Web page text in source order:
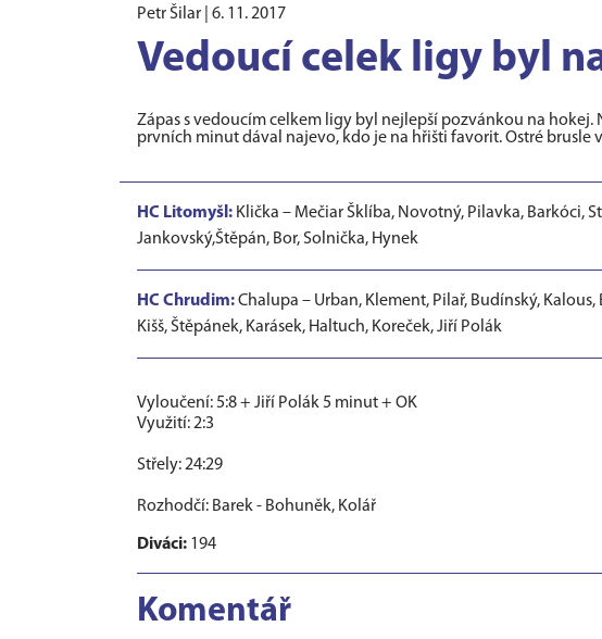
Petr Šilar | 6. 11. 2017
Vedoucí celek ligy byl
Zápas s vedoucím celkem ligy byl nejlepší pozvánkou na
prvních minut dával najevo, kdo je na hřišti favorit. Ostré
HC Litomyšl: Klička – Mečiar Šklíba, Novotný, Pilavka, Barkóci,
Jankovský,Štěpán, Bor, Solnička, Hynek
HC Chrudim:Chalupa – Urban, Klement, Pilař, Budínský,
Kišš, Štěpánek, Karásek, Haltuch, Koreček, Jiří Polák
Vyloučení: 5:8 + Jiří Polák 5 minut + OK
Využití: 2:3
Střely: 24:29
Rozhodčí: Barek - Bohuněk, Kolář
Diváci: 194
Komentář